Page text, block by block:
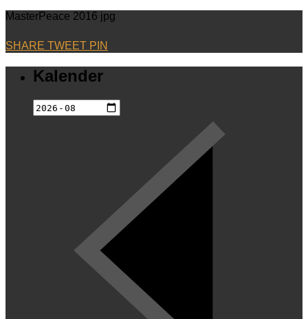
MasterPeace 2016 jpg
SHARE TWEET PIN
Kalender